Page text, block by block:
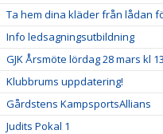
Ta hem dina kläder från lådan
Info ledsagningsutbildning
GJK Årsmöte lördag 28 mars kl
Klubbrums uppdatering!
Gårdstens KampsportsAllians
Judits Pokal 1